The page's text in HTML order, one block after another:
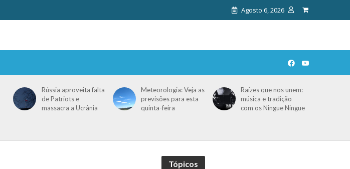
Agosto 6, 2026
Rússia aproveita falta
de Patriots e
massacra a Ucrânia
Meteorologia: Veja as
previsões para esta
quinta-feira
Raízes que nos unem:
música e tradição
com os Ningue Ningue
Tópicos